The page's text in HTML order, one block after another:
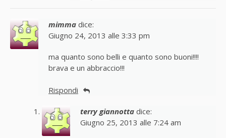
mimma dice:
Giugno 24, 2013 alle 3:33 pm
ma quanto sono belli e quanto sono buoni!!!!
brava e un abbraccio!!!
Rispondi
terry giannotta dice:
Giugno 25, 2013 alle 7:24 am